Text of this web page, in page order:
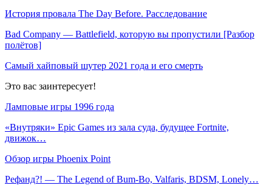
История провала The Day Before. Расследование
Bad Company — Battlefield, которую вы пропустили [Разбор
полётов]
Самый хайповый шутер 2021 года и его смерть
Это вас заинтересует!
Ламповые игры 1996 года
«Внутряки» Epic Games из зала суда, будущее Fortnite,
движок…
Обзор игры Phoenix Point
Рефанд?! — The Legend of Bum-Bo, Valfaris, BDSM, Lonely…